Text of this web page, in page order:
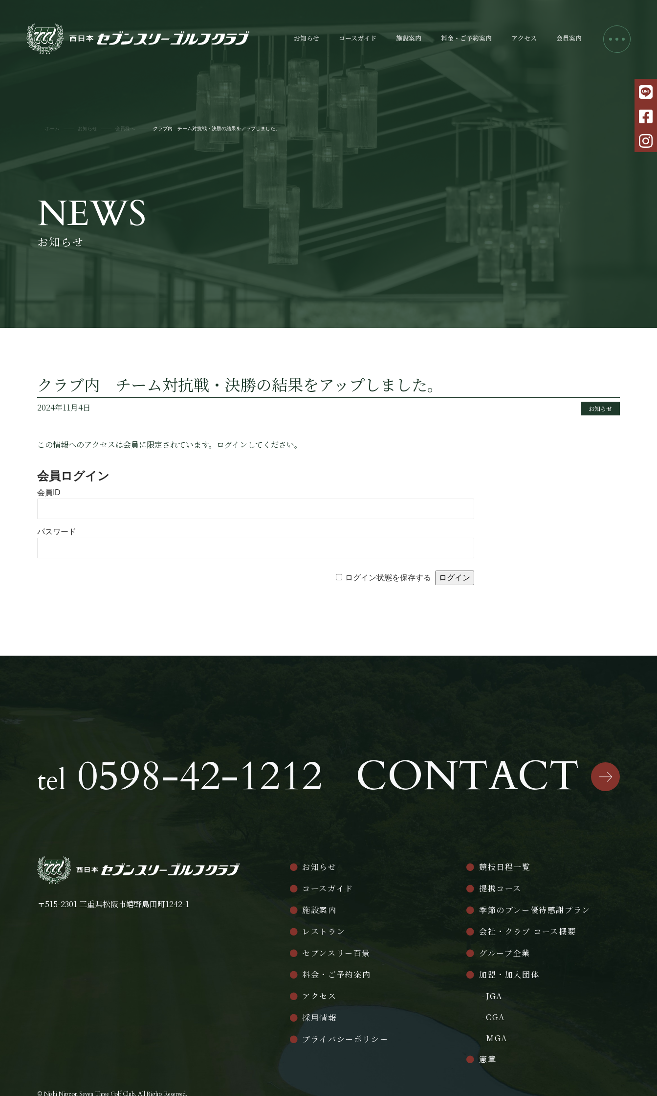
お知らせ コースガイド 施設案内 料金・ご予約案内 アクセス 会員案内
NEWS
お知らせ
ホーム お知らせ 会員様へ クラブ内 チーム対抗戦・決勝の結果をアップしました。
クラブ内 チーム対抗戦・決勝の結果をアップしました。
2024年11月4日 お知らせ
この情報へのアクセスは会員に限定されています。ログインしてください。
会員ログイン
会員ID
パスワード
ログイン状態を保存する
tel 0598-42-1212 CONTACT
〒515-2301 三重県松阪市嬉野島田町1242-1
お知らせ
コースガイド
施設案内
レストラン
セブンスリー百景
料金・ご予約案内
アクセス
採用情報
プライバシーポリシー
競技日程一覧
提携コース
季節のプレー優待感謝プラン
会社・クラブ コース概要
グループ企業
加盟・加入団体
-JGA
-CGA
-MGA
憲章
© Nishi Nippon Seven Three Golf Club. All Rights Reserved.